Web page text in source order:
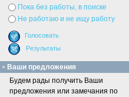
Пока без работы, в поиске
Не работаю и не ищу работу
Ваши предложения
Будем рады получить Ваши
предложения или замечания по